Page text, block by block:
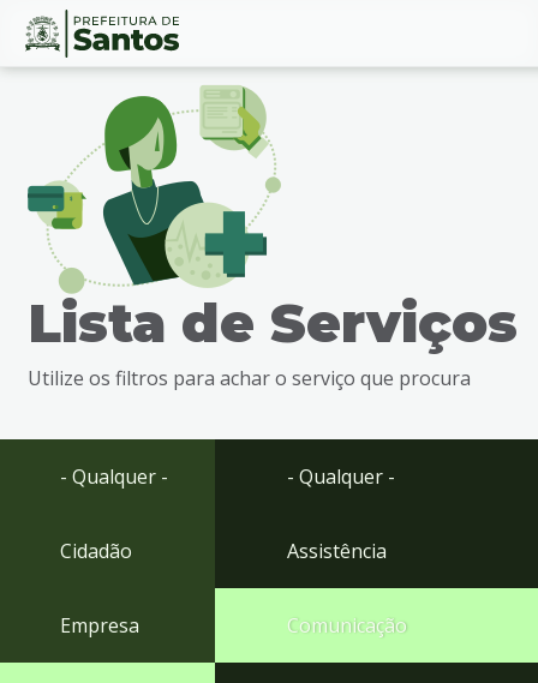
Ir
busca
Ir
Conteúdo
Lista de Serviços
Utilize os filtros para achar o serviço que procura
- Qualquer -
Cidadão
Empresa
- Qualquer -
Assistência
Comunicação